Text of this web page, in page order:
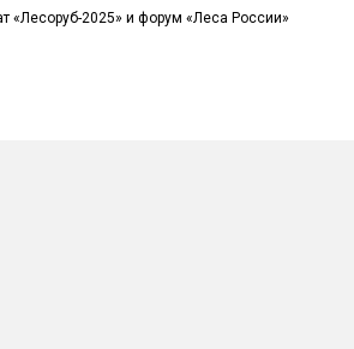
«Лесоруб-2025» и форум «Леса России»